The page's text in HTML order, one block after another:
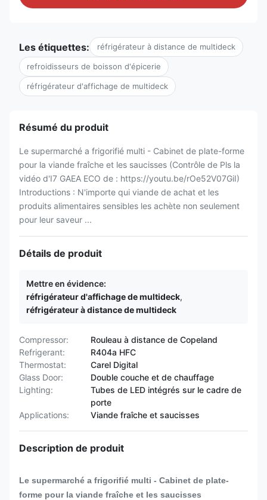
Les étiquettes: réfrigérateur à distance de multideck
refroidisseurs de boisson d'épicerie
réfrigérateur d'affichage de multideck
Résumé du produit
Le supermarché a frigorifié multi - Cabinet de plate-forme
pour la viande fraîche et les saucisses (Contrôle de Pls la
vidéo d'I7 GAEA ECO de : https://youtu.be/rOe52V07GiI)
Introductions : N'importe qui viande de achat et les
produits alimentaires sensibles les achète non seulement
pour leur saveur ...
Détails de produit
Mettre en évidence:
réfrigérateur d'affichage de multideck,
réfrigérateur à distance de multideck
Compressor:
Rouleau à distance de Copeland
Refrigerant:
R404a HFC
Thermostat:
Carel Digital
Glass Door:
Double couche et de chauffage
Lighting:
Tubes de LED intégrés sur le cadre de
porte
Applications:
Viande fraîche et saucisses
Description de produit
Le supermarché a frigorifié multi - Cabinet de plate-
forme pour la viande fraîche et les saucisses